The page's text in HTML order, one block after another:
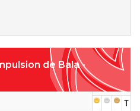
de Bala -
T